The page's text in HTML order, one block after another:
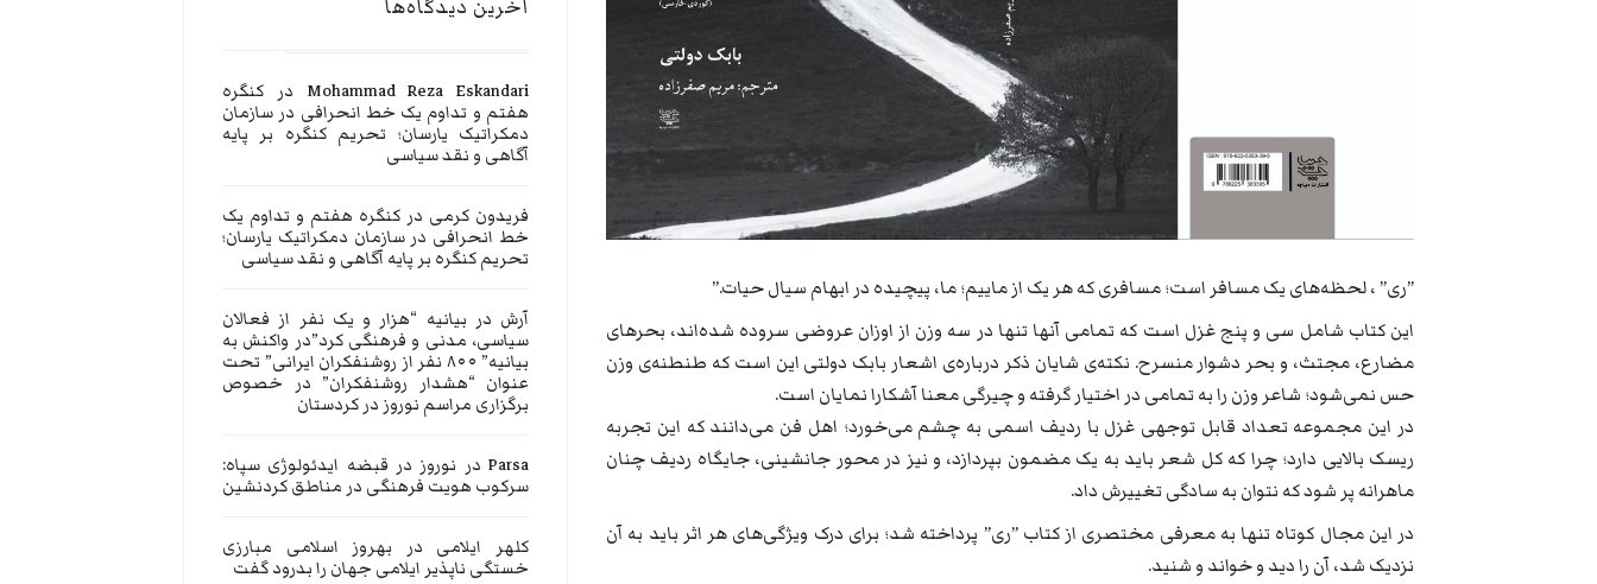
”ری” ، لحظه‌های یک مسافر است؛ مسافری که هر یک از ماییم؛ ما، پیچیده در ابهام سیال حیات.”
این کتاب شامل سی و پنج غزل است که تمامی آنها تنها در سه وزن از اوزان عروضی سروده شده‌اند، بحرهای
مضارع، مجتث، و بحر دشوار منسرح. نکته‌ی شایان ذکر درباره‌ی اشعار بابک دولتی این است که طنطنه‌ی وزن
حس نمی‌شود؛ شاعر وزن را به تمامی در اختیار گرفته‌ و چیرگی معنا آشکارا نمایان است.
در این مجموعه تعداد قابل توجهی غزل با ردیف اسمی به چشم می‌خورد؛ اهل فن می‌دانند که این تجربه
ریسک بالایی دارد؛ چرا که کل شعر باید به یک مضمون بپردازد، و نیز در محور جانشینی، جایگاه ردیف چنان
ماهرانه پر شود که نتوان به سادگی تغییرش داد.
در این مجال کوتاه تنها به معرفی مختصری از کتاب ”ری” پرداخته شد؛ برای درک ویژگی‌های هر اثر باید به آن
نزدیک شد، آن را دید و خواند و شنید.
آخرین دیدگاه‌ها
Mohammad Reza Eskandari در کنگره
هفتم و تداوم یک خط انحرافی در سازمان
دمکراتیک یارسان؛ تحریم کنگره بر پایه
آگاهی و نقد سیاسی
فریدون کرمی در کنگره هفتم و تداوم یک
خط انحرافی در سازمان دمکراتیک یارسان؛
تحریم کنگره بر پایه آگاهی و نقد سیاسی
آرش در بیانیه “هزار و یک نفر از فعالان
سیاسی، مدنی و فرهنگی کرد”در واکنش به
بیانیه” ۸۰۰ نفر از روشنفکران ایرانی” تحت
عنوان “هشدار روشنفکران” در خصوص
برگزاری مراسم نوروز در کردستان
Parsaدر نوروز در قبضه ایدئولوژی سپاه:
سرکوب هویت فرهنگی در مناطق کردنشین
کلهر ایلامی در بهروز اسلامی مبارزی
خستگی ناپذیر ایلامی جهان را بدرود گفت